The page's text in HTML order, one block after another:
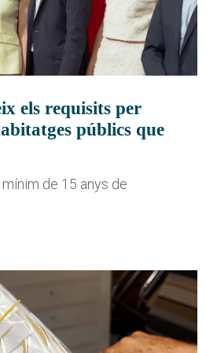
els requisits per
públics que
de 15 anys de